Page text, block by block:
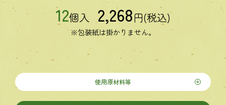
12個入 2,268円(税込)
※包装紙は掛かりません。
使用原材料等